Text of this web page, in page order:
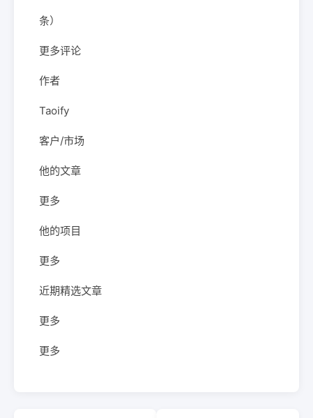
条）
更多评论
作者
Taoify
客户/市场
他的文章
更多
他的项目
更多
近期精选文章
更多
更多